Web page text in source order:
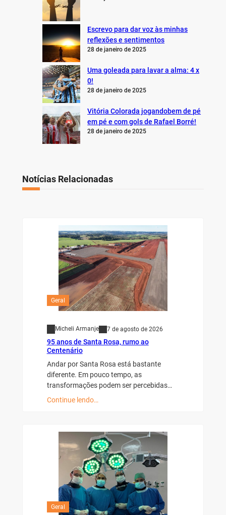
Escrevo para dar voz às minhas
reflexões e sentimentos
28 de janeiro de 2025
Uma goleada para lavar a alma: 4 x
0!
28 de janeiro de 2025
Vitória Colorada jogandobem de pé
em pé e com gols de Rafael Borré!
28 de janeiro de 2025
Notícias Relacionadas
Geral
Micheli Armanje 7 de agosto de 2026
95 anos de Santa Rosa, rumo ao
Centenário
Andar por Santa Rosa está bastante
diferente. Em pouco tempo, as
transformações podem ser percebidas…
Continue lendo…
Geral